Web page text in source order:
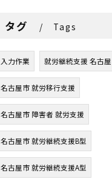
タグ Tags
入力作業 就労継続支援 名古
名古屋市 就労移行支援
名古屋市 障害者 就労支援
名古屋市 就労継続支援B型
名古屋市 就労継続支援A型